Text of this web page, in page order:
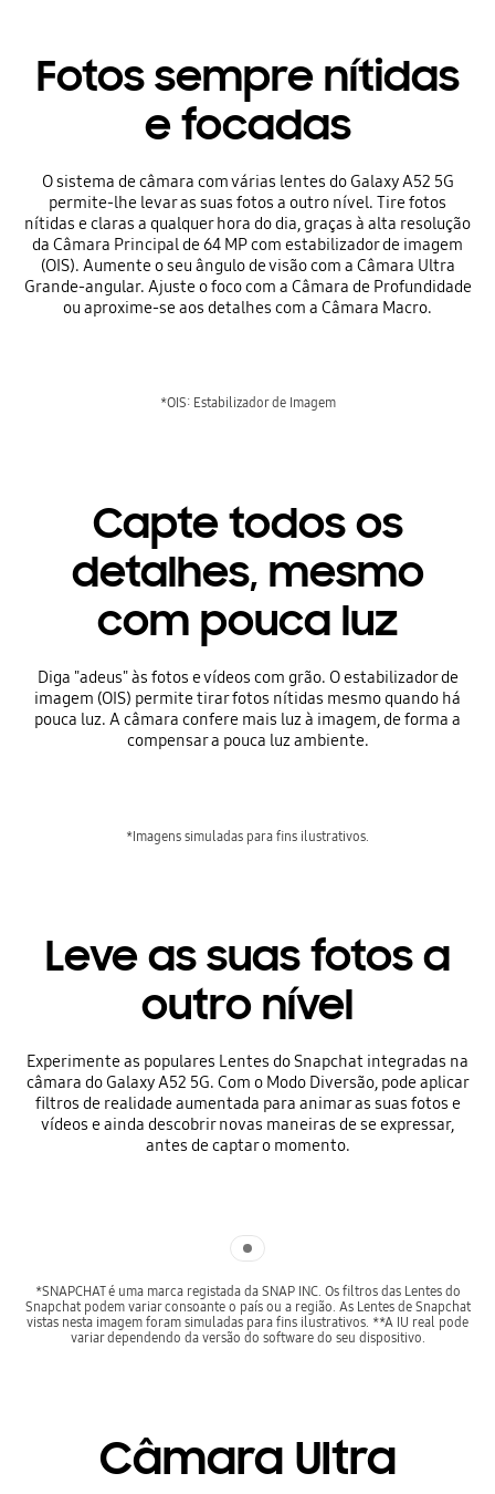
Fotos sempre nítidas
e focadas
O sistema de câmara com várias lentes do Galaxy A52 5G
permite-lhe levar as suas fotos a outro nível. Tire fotos
nítidas e claras a qualquer hora do dia, graças à alta resolução
da Câmara Principal de 64 MP com estabilizador de imagem
(OIS). Aumente o seu ângulo de visão com a Câmara Ultra
Grande-angular. Ajuste o foco com a Câmara de Profundidade
ou aproxime-se aos detalhes com a Câmara Macro.
*OIS: Estabilizador de Imagem
Capte todos os
detalhes, mesmo
com pouca luz
Diga "adeus" às fotos e vídeos com grão. O estabilizador de
imagem (OIS) permite tirar fotos nítidas mesmo quando há
pouca luz. A câmara confere mais luz à imagem, de forma a
compensar a pouca luz ambiente.
*Imagens simuladas para fins ilustrativos.
Leve as suas fotos a
outro nível
Experimente as populares Lentes do Snapchat integradas na
câmara do Galaxy A52 5G. Com o Modo Diversão, pode aplicar
filtros de realidade aumentada para animar as suas fotos e
vídeos e ainda descobrir novas maneiras de se expressar,
antes de captar o momento.
*SNAPCHAT é uma marca registada da SNAP INC. Os filtros das Lentes do
Snapchat podem variar consoante o país ou a região. As Lentes de Snapchat
vistas nesta imagem foram simuladas para fins ilustrativos. **A IU real pode
variar dependendo da versão do software do seu dispositivo.
Câmara Ultra